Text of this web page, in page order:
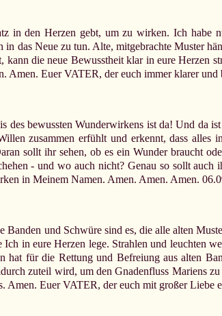
den Herzen gebt, um zu wirken. Ich habe
das Neue zu tun. Alte, mitgebrachte Muster
die neue Bewusstheit klar in eure Herzen
Amen. Euer VATER, der euch immer klarer
bewussten Wunderwirkens ist da! Und da
zusammen erfühlt und erkennt, dass alles
sollt ihr sehen, ob es ein Wunder braucht
- und wo auch nicht? Genau so sollt
in Meinem Namen. Amen. Amen. Amen.
und Schwüre sind es, die alle alten
in eure Herzen lege. Strahlen und leuchten
hat für die Rettung und Befreiung aus alten
zuteil wird, um den Gnadenfluss Mariens
Amen. Euer VATER, der euch mit großer